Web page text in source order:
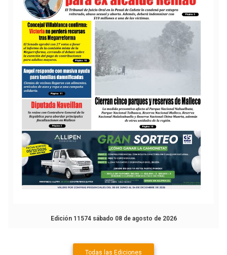
Edición 11574 sábado 08 de agosto de 2026
Todas las Ediciones